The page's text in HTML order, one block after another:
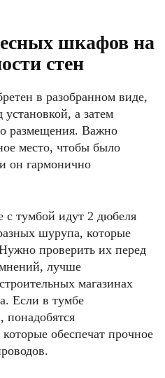
шкафов на
стен
в разобранном виде,
установкой, а затем
размещения. Важно
место, чтобы было
он гармонично
с тумбой идут 2 дюбеля
шурупа, которые
проверить их перед
лучше
магазинах
Если в тумбе
, понадобятся
которые обеспечат прочное